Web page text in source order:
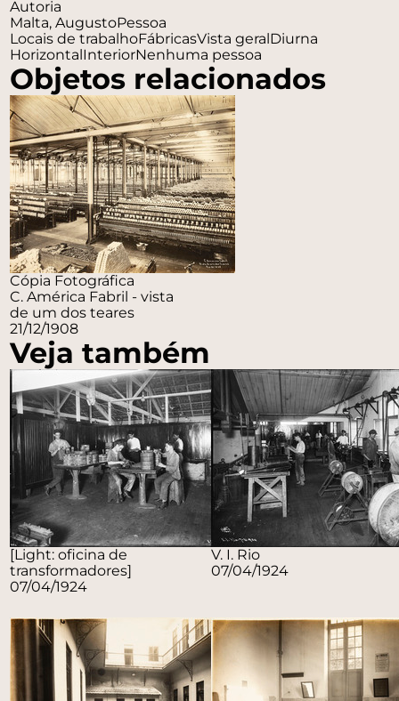
Autoria
Malta, AugustoPessoa
Locais de trabalhoFábricasVista geralDiurna
HorizontalInteriorNenhuma pessoa
Objetos relacionados
Cópia Fotográfica
C. América Fabril - vista
de um dos teares
21/12/1908
Veja também
[Light: oficina de
transformadores]
07/04/1924
V. I. Rio
07/04/1924